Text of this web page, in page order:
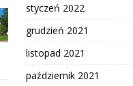
styczeń 2022
grudzień 2021
listopad 2021
październik 2021